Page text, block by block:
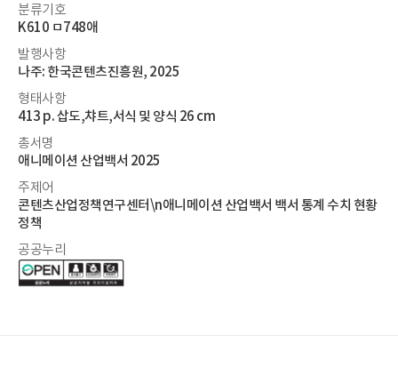
분류기호
K610 ㅁ748애
발행사항
나주: 한국콘텐츠진흥원, 2025
형태사항
413 p. 삽도,챠트,서식 및 양식 26 cm
총서명
애니메이션 산업백서 2025
주제어
콘텐츠산업정책연구센터\n애니메이션 산업백서 백서 통계 수치 현황
정책
공공누리